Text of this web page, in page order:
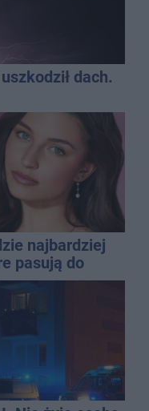
dach.
najbardziej
pasują do